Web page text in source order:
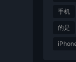
手机
的是